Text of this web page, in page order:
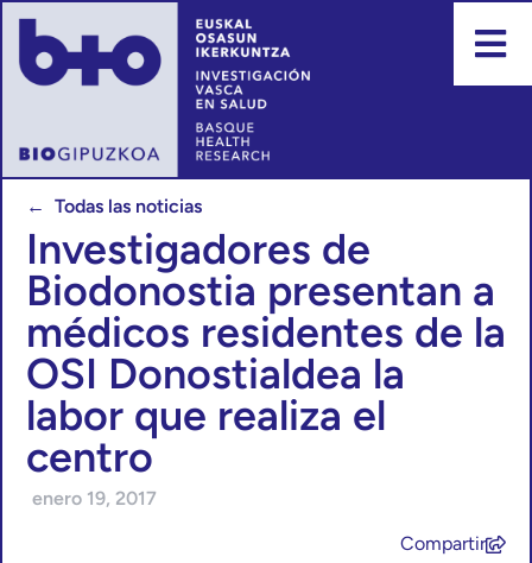
← Todas las noticias
Investigadores de
Biodonostia presentan a
médicos residentes de la
OSI Donostialdea la
labor que realiza el
centro
enero 19, 2017
Compartir